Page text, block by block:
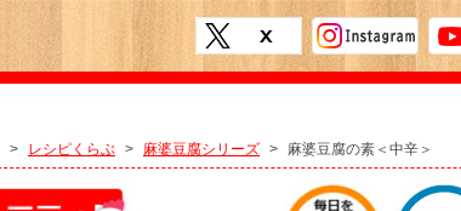
> レシピくらぶ > 麻婆豆腐シリーズ > 麻婆豆腐の素＜中辛＞